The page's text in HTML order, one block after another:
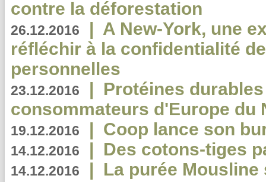
contre la déforestation
26.12.2016 | A New-York, une
réfléchir à la confidentialité
personnelles
23.12.2016 | Protéines
consommateurs d'Europe du
19.12.2016 | Coop lance son
14.12.2016 | Des cotons-tiges
14.12.2016 | La purée